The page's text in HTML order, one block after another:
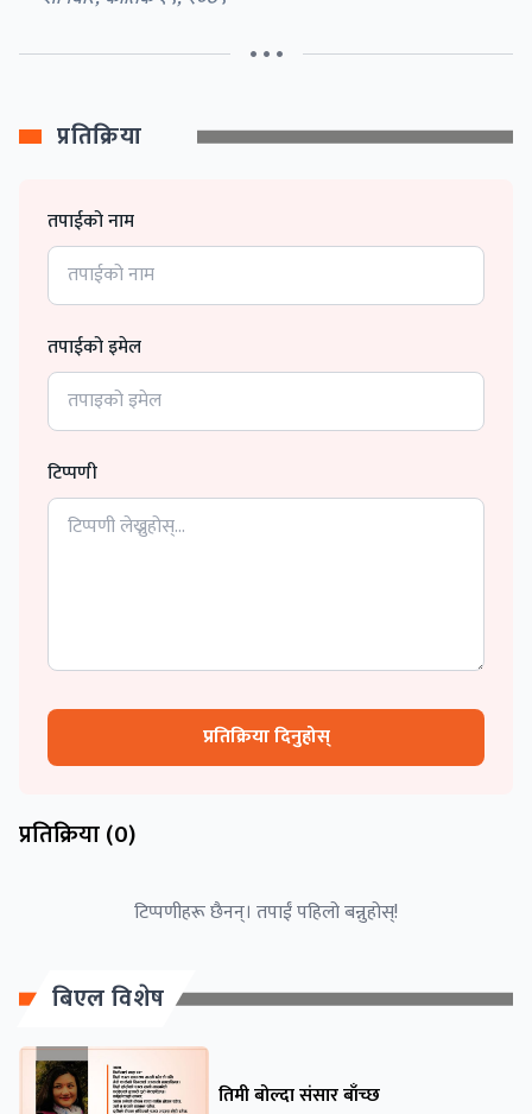
• • •
प्रतिक्रिया
तपाईको नाम
तपाईको इमेल
टिप्पणी
प्रतिक्रिया दिनुहोस्
प्रतिक्रिया (0)
टिप्पणीहरू छैनन्। तपाईं पहिलो बन्नुहोस्!
बिएल विशेष
तिमी बोल्दा संसार बाँच्छ